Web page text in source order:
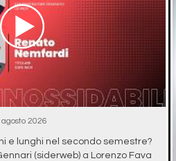
agosto 2026
e lunghi nel secondo semestre?
(siderweb) a Lorenzo Fava